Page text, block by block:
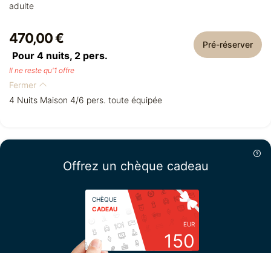
adulte
470,00 €
Pour 4 nuits, 2 pers.
Pré-réserver
Il ne reste qu'1 offre
Fermer
4 Nuits Maison 4/6 pers. toute équipée
Offrez un chèque cadeau
CHÈQUE
CADEAU
EUR
150